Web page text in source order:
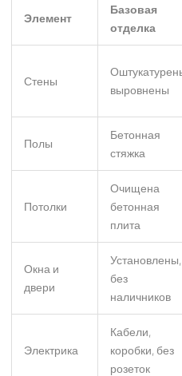
Элемент
Базовая
отделка
Стены
выровнены
Полы
Бетонная
стяжка
Потолки
Очищена
бетонная
плита
Окна и
двери
Установлены,
без
наличников
Электрика
Кабели,
коробки, без
розеток